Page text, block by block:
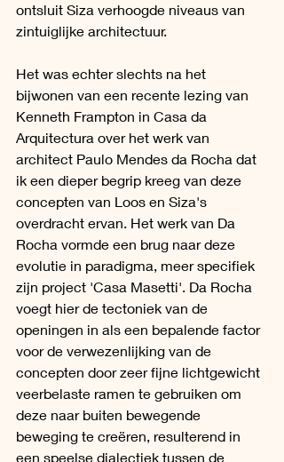
ontsluit Siza verhoogde niveaus van
zintuiglijke architectuur.
Het was echter slechts na het
bijwonen van een recente lezing van
Kenneth Frampton in Casa da
Arquitectura over het werk van
architect Paulo Mendes da Rocha dat
ik een dieper begrip kreeg van deze
concepten van Loos en Siza's
overdracht ervan. Het werk van Da
Rocha vormde een brug naar deze
evolutie in paradigma, meer specifiek
zijn project 'Casa Masetti'. Da Rocha
voegt hier de tectoniek van de
openingen in als een bepalende factor
voor de verwezenlijking van de
concepten door zeer fijne lichtgewicht
veerbelaste ramen te gebruiken om
deze naar buiten bewegende
beweging te creëren, resulterend in
een speelse dialectiek tussen de